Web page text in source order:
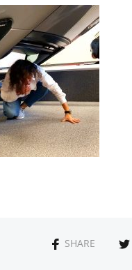
SHARE